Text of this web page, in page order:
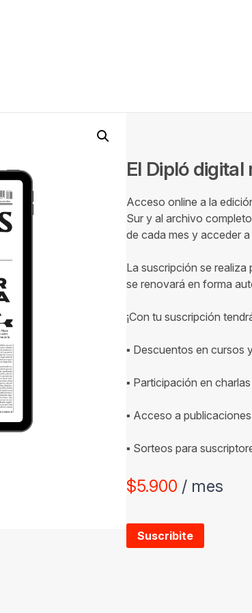
El Dipló digital
Acceso online a la
Sur y al archivo
de cada mes y acceder
La suscripción se
se renovará en forma
¡Con tu suscripción
▪ Descuentos en cursos
▪ Participación en
▪ Acceso a
▪ Sorteos para
$5.900 / mes
Suscribite